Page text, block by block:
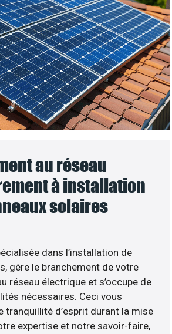
au réseau
à installation
solaires
dans l’installation de
gère le branchement de votre
réseau électrique et s’occupe de
nécessaires. Ceci vous
tranquillité d’esprit durant la mise
expertise et notre savoir-faire,